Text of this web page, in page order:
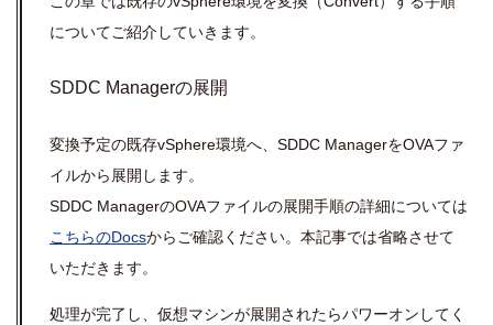
についてご紹介していきます。
SDDC Managerの展開
変換予定の既存vSphere環境へ、SDDC ManagerをOVAファ
イルから展開します。
SDDC ManagerのOVAファイルの展開手順の詳細については
こちらのDocsからご確認ください。本記事では省略させて
いただきます。
処理が完了し、仮想マシンが展開されたらパワーオンしてく